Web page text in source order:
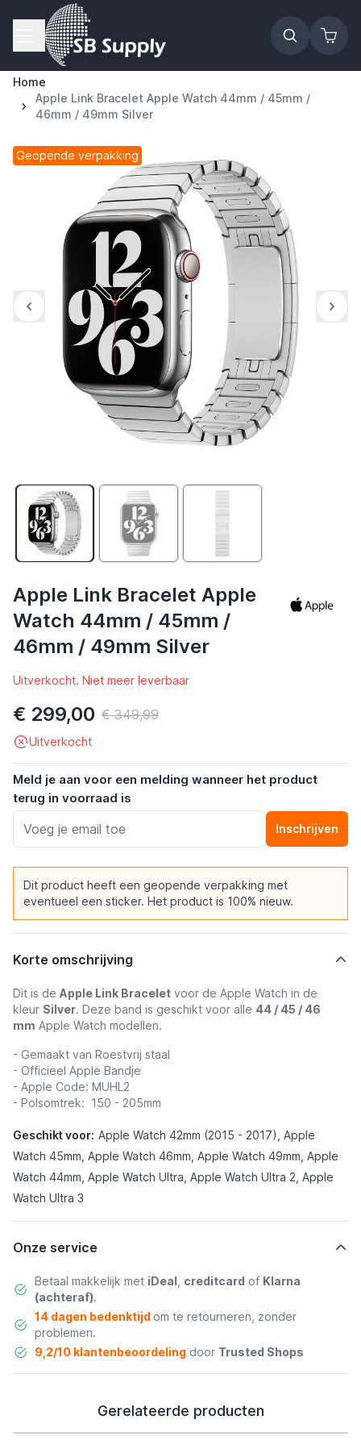
Ga naar de inhoud
Home
Apple Link Bracelet Apple Watch 44mm / 45mm /
46mm / 49mm Silver
Geopende verpakking
Apple Link Bracelet Apple
Watch 44mm / 45mm /
46mm / 49mm Silver
Uitverkocht. Niet meer leverbaar
€ 299,00 € 349,99
Uitverkocht
Meld je aan voor een melding wanneer het product
terug in voorraad is
Inschrijven
Dit product heeft een geopende verpakking met
eventueel een sticker. Het product is 100% nieuw.
Korte omschrijving
Dit is de Apple Link Bracelet voor de Apple Watch in de
kleur Silver. Deze band is geschikt voor alle 44 / 45 / 46
mm Apple Watch modellen.
- Gemaakt van Roestvrij staal
- Officieel Apple Bandje
- Apple Code: MUHL2
- Polsomtrek: 150 - 205mm
Geschikt voor: Apple Watch 42mm (2015 - 2017), Apple
Watch 45mm, Apple Watch 46mm, Apple Watch 49mm, Apple
Watch 44mm, Apple Watch Ultra, Apple Watch Ultra 2, Apple
Watch Ultra 3
Onze service
Betaal makkelijk met iDeal creditcard of Klarna
(achteraf).
14 dagen bedenktijd om te retourneren, zonder
problemen.
9,2/10 klantenbeoordelingdoor Trusted Shops
Gerelateerde producten